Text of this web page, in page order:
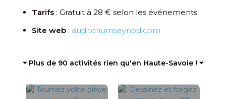
Tarifs : Gratuit à 28 € selon les événements
Site web : auditoriumseynod.com
⏷ Plus de 90 activités rien qu'en Haute-Savoie ! ⏷